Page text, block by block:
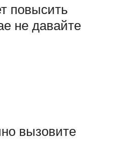
повысить
не давайте
вызовите